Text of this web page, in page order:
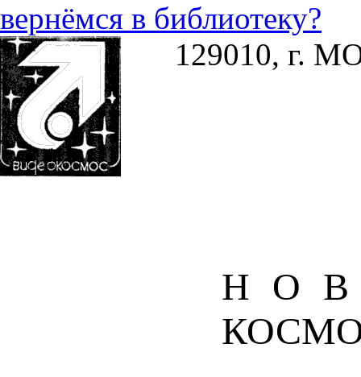
вернёмся в библиотеку?
129010, г.